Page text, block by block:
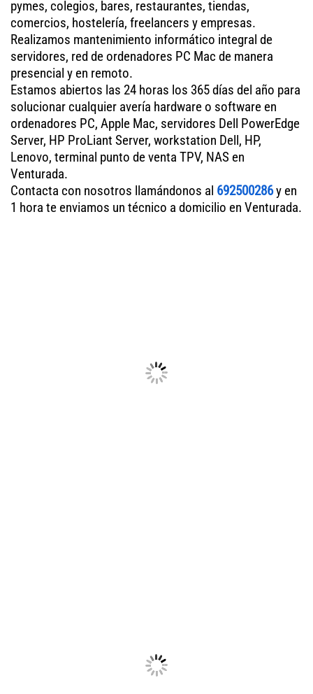
pymes, colegios, bares, restaurantes, tiendas,
comercios, hostelería, freelancers y empresas.
Realizamos mantenimiento informático integral de
servidores, red de ordenadores PC Mac de manera
presencial y en remoto.
Estamos abiertos las 24 horas los 365 días del año para
solucionar cualquier avería hardware o software en
ordenadores PC, Apple Mac, servidores Dell PowerEdge
Server, HP ProLiant Server, workstation Dell, HP,
Lenovo, terminal punto de venta TPV, NAS en
Venturada.
Contacta con nosotros llamándonos al 692500286y en
1 hora te enviamos un técnico a domicilio en Venturada.